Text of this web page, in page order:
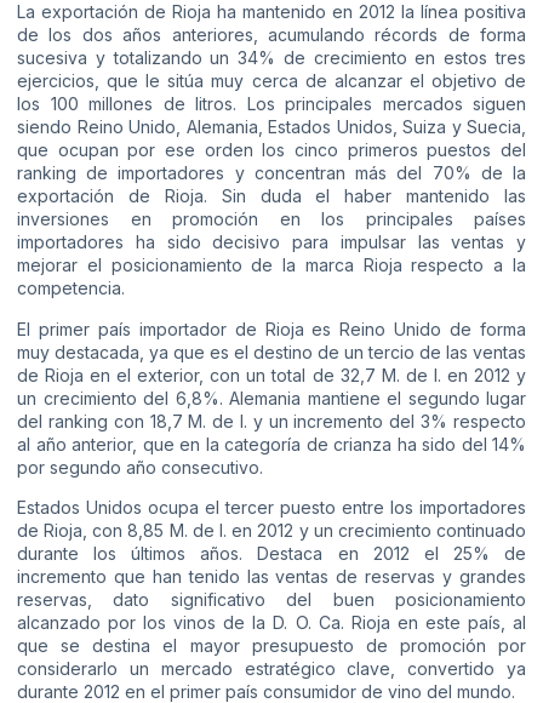
La exportación de Rioja ha mantenido en 2012 la línea positiva
de los dos años anteriores, acumulando récords de forma
sucesiva y totalizando un 34% de crecimiento en estos tres
ejercicios, que le sitúa muy cerca de alcanzar el objetivo de
los 100 millones de litros. Los principales mercados siguen
siendo Reino Unido, Alemania, Estados Unidos, Suiza y Suecia,
que ocupan por ese orden los cinco primeros puestos del
ranking de importadores y concentran más del 70% de la
exportación de Rioja. Sin duda el haber mantenido las
inversiones en promoción en los principales países
importadores ha sido decisivo para impulsar las ventas y
mejorar el posicionamiento de la marca Rioja respecto a la
competencia.
El primer país importador de Rioja es Reino Unido de forma
muy destacada, ya que es el destino de un tercio de las ventas
de Rioja en el exterior, con un total de 32,7 M. de l. en 2012 y
un crecimiento del 6,8%. Alemania mantiene el segundo lugar
del ranking con 18,7 M. de l. y un incremento del 3% respecto
al año anterior, que en la categoría de crianza ha sido del 14%
por segundo año consecutivo.
Estados Unidos ocupa el tercer puesto entre los importadores
de Rioja, con 8,85 M. de l. en 2012 y un crecimiento continuado
durante los últimos años. Destaca en 2012 el 25% de
incremento que han tenido las ventas de reservas y grandes
reservas, dato significativo del buen posicionamiento
alcanzado por los vinos de la D. O. Ca. Rioja en este país, al
que se destina el mayor presupuesto de promoción por
considerarlo un mercado estratégico clave, convertido ya
durante 2012 en el primer país consumidor de vino del mundo.